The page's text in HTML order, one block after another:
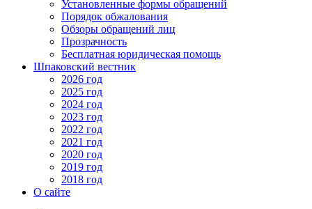
Установленные формы обращений
Порядок обжалования
Обзоры обращений лиц
Прозрачность
Бесплатная юридическая помощь
Шпаковский вестник
2026 год
2025 год
2024 год
2023 год
2022 год
2021 год
2020 год
2019 год
2018 год
О сайте